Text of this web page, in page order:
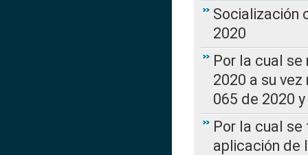
Socialización
2020
Por la cual se
2020 a su
065 de 2020
Por la cual
aplicación de